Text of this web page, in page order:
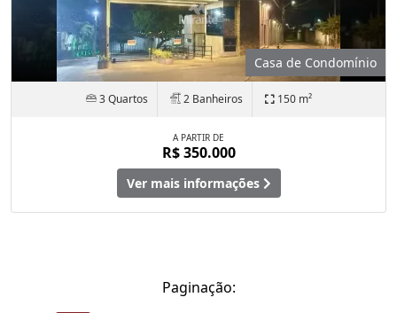
Casa de Condomínio
3 Quartos 2 Banheiros 150 m²
A PARTIR DE
R$ 350.000
Ver mais informações
Paginação: